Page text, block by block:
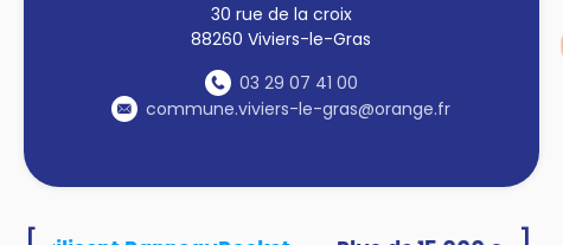
30 rue de la croix
88260 Viviers-le-Gras
03 29 07 41 00
commune.viviers-le-gras@orange.fr